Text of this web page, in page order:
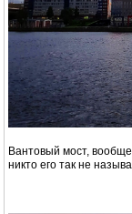
Вантовый мост,
никто его так не